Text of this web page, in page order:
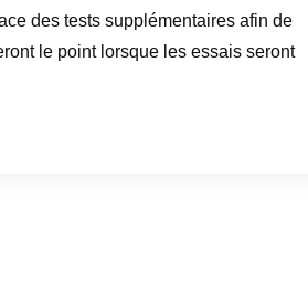
des tests supplémentaires afin de
le point lorsque les essais seront